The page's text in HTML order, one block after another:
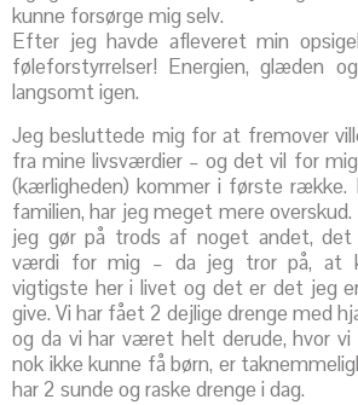
kunne forsørge mig selv.
Efter jeg havde afleveret min
føleforstyrrelser! Energien, glæden
langsomt igen.
Jeg besluttede mig for at fremover
fra mine livsværdier – og det vil for
(kærligheden) kommer i første række.
familien, har jeg meget mere
jeg gør på trods af noget andet, det
værdi for mig – da jeg tror på, at
vigtigste her i livet og det er det jeg
give. Vi har fået 2 dejlige drenge med
og da vi har været helt derude, hvor
nok ikke kunne få børn, er
har 2 sunde og raske drenge i dag.